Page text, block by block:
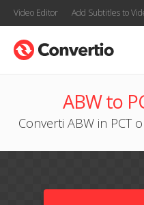
Video Editor Add Subtitles to
ABW to
Converti ABW in PCT